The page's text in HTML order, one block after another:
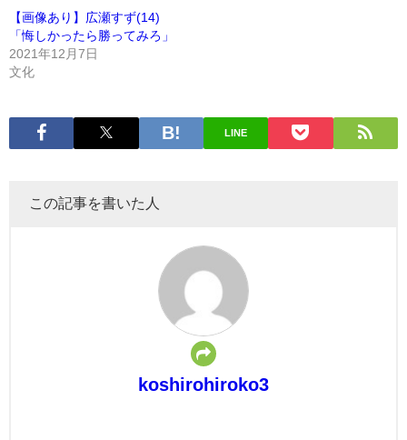
【画像あり】広瀬すず(14)
「悔しかったら勝ってみろ」
2021年12月7日
文化
LINE
この記事を書いた人
koshirohiroko3